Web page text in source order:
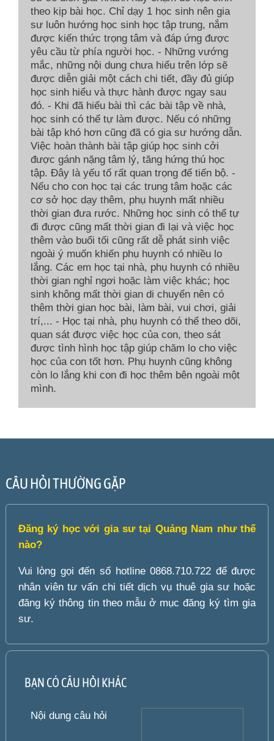
theo kịp bài học. Chỉ dạy 1 học sinh nên gia
sư luôn hướng học sinh học tập trung, nắm
được kiến thức trọng tâm và đáp ứng được
yêu cầu từ phía người học. - Những vướng
mắc, những nội dung chưa hiểu trên lớp sẽ
được diễn giải một cách chi tiết, đầy đủ giúp
học sinh hiểu và thực hành được ngay sau
đó. - Khi đã hiểu bài thì các bài tập về nhà,
học sinh có thể tự làm được. Nếu có những
bài tập khó hơn cũng đã có gia sư hướng dẫn.
Việc hoàn thành bài tập giúp học sinh cởi
được gánh nặng tâm lý, tăng hứng thú học
tập. Đây là yếu tố rất quan trọng để tiến bộ. -
Nếu cho con học tại các trung tâm hoặc các
cơ sở học dạy thêm, phụ huynh mất nhiều
thời gian đưa rước. Những học sinh có thể tự
đi được cũng mất thời gian đi lại và việc học
thêm vào buổi tối cũng rất dễ phát sinh việc
ngoài ý muốn khiến phụ huynh có nhiều lo
lắng. Các em học tại nhà, phụ huynh có nhiều
thời gian nghỉ ngơi hoặc làm việc khác; học
sinh không mất thời gian di chuyển nên có
thêm thời gian học bài, làm bài, vui chơi, giải
trí,... - Học tại nhà, phụ huynh có thể theo dõi,
quan sát được việc học của con, theo sát
được tình hình học tập giúp chăm lo cho việc
học của con tốt hơn. Phụ huynh cũng không
còn lo lắng khi con đi học thêm bên ngoài một
mình.
CÂU HỎI THƯỜNG GẶP
Đăng ký học với gia sư tại Quảng Nam như thế
nào?
Vui lòng gọi đến số hotline 0868.710.722 để được
nhân viên tư vấn chi tiết dịch vụ thuê gia sư hoặc
đăng ký thông tin theo mẫu ở mục đăng ký tìm gia
sư.
BẠN CÓ CÂU HỎI KHÁC
Nội dung câu hỏi